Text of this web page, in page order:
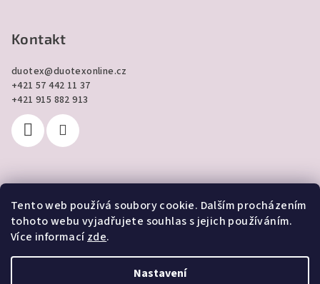
Tento web používá soubory cookie. Dalším procházením
tohoto webu vyjadřujete souhlas s jejich používáním.
Více informacízde.
Nastavení
Kontakt
duotex@duotexonline.cz
+421 57 442 11 37
+421 915 882 913
Přijímáme online platby